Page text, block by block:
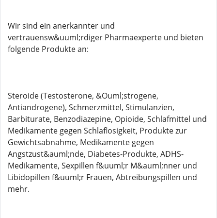
Wir sind ein anerkannter und
vertrauensw&uuml;rdiger Pharmaexperte und bieten
folgende Produkte an:
Steroide (Testosterone, &Ouml;strogene,
Antiandrogene), Schmerzmittel, Stimulanzien,
Barbiturate, Benzodiazepine, Opioide, Schlafmittel und
Medikamente gegen Schlaflosigkeit, Produkte zur
Gewichtsabnahme, Medikamente gegen
Angstzust&auml;nde, Diabetes-Produkte, ADHS-
Medikamente, Sexpillen f&uuml;r M&auml;nner und
Libidopillen f&uuml;r Frauen, Abtreibungspillen und
mehr.